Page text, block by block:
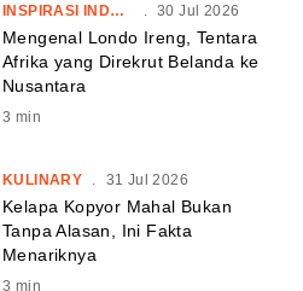
INSPIRASI INDONESIA 30 Jul 2026
Mengenal Londo Ireng, Tentara
Afrika yang Direkrut Belanda ke
Nusantara
3 min
KULINARY 31 Jul 2026
Kelapa Kopyor Mahal Bukan
Tanpa Alasan, Ini Fakta
Menariknya
3 min